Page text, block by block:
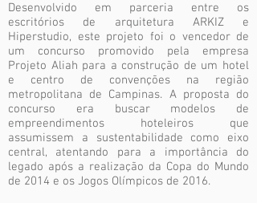
Desenvolvido em parceria entre os
escritórios de arquitetura ARKIZ e
Hiperstudio, este projeto foi o vencedor de
um concurso promovido pela empresa
Projeto Aliah para a construção de um hotel
e centro de convenções na região
metropolitana de Campinas. A proposta do
concurso era buscar modelos de
empreendimentos hoteleiros que
assumissem a sustentabilidade como eixo
central, atentando para a importância do
legado após a realização da Copa do Mundo
de 2014 e os Jogos Olímpicos de 2016.